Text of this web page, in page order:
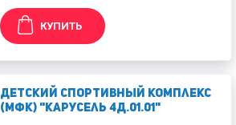
КУПИТЬ
Детский спортивный комплекс
(МФК) "Карусель 4Д.01.01"